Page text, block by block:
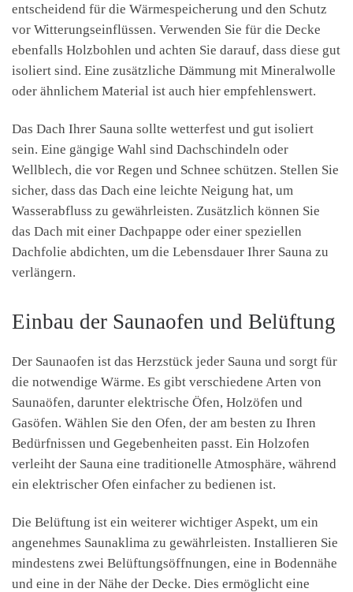
entscheidend für die Wärmespeicherung und den Schutz
vor Witterungseinflüssen. Verwenden Sie für die Decke
ebenfalls Holzbohlen und achten Sie darauf, dass diese gut
isoliert sind. Eine zusätzliche Dämmung mit Mineralwolle
oder ähnlichem Material ist auch hier empfehlenswert.
Das Dach Ihrer Sauna sollte wetterfest und gut isoliert
sein. Eine gängige Wahl sind Dachschindeln oder
Wellblech, die vor Regen und Schnee schützen. Stellen Sie
sicher, dass das Dach eine leichte Neigung hat, um
Wasserabfluss zu gewährleisten. Zusätzlich können Sie
das Dach mit einer Dachpappe oder einer speziellen
Dachfolie abdichten, um die Lebensdauer Ihrer Sauna zu
verlängern.
Einbau der Saunaofen und Belüftung
Der Saunaofen ist das Herzstück jeder Sauna und sorgt für
die notwendige Wärme. Es gibt verschiedene Arten von
Saunaöfen, darunter elektrische Öfen, Holzöfen und
Gasöfen. Wählen Sie den Ofen, der am besten zu Ihren
Bedürfnissen und Gegebenheiten passt. Ein Holzofen
verleiht der Sauna eine traditionelle Atmosphäre, während
ein elektrischer Ofen einfacher zu bedienen ist.
Die Belüftung ist ein weiterer wichtiger Aspekt, um ein
angenehmes Saunaklima zu gewährleisten. Installieren Sie
mindestens zwei Belüftungsöffnungen, eine in Bodennähe
und eine in der Nähe der Decke. Dies ermöglicht eine